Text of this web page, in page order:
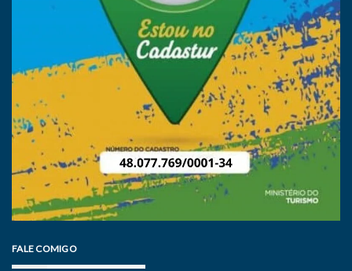
FALE COMIGO